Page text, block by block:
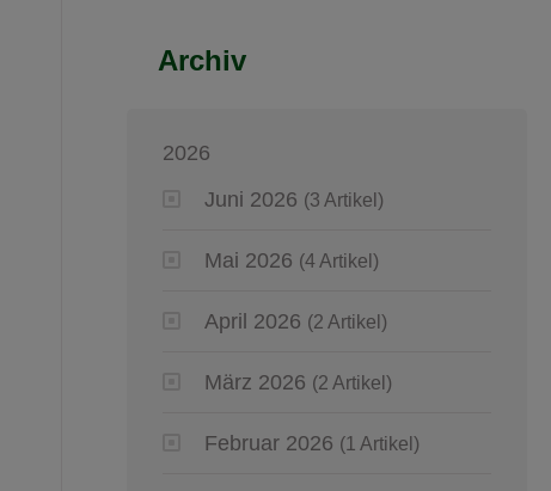
Archiv
2026
Juni 2026 (3 Artikel)
Mai 2026 (4 Artikel)
April 2026 (2 Artikel)
März 2026 (2 Artikel)
Februar 2026 (1 Artikel)